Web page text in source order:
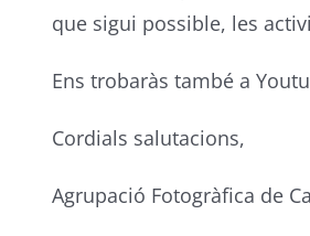
que sigui possible, les
Ens trobaràs també a
Cordials salutacions,
Agrupació Fotogràfica de